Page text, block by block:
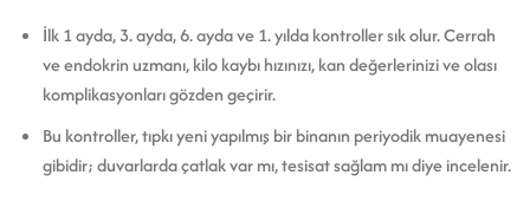
İlk 1 ayda, 3. ayda, 6. ayda ve 1. yılda kontroller sık olur. Cerrah
ve endokrin uzmanı, kilo kaybı hızınızı, kan değerlerinizi ve olası
komplikasyonları gözden geçirir.
Bu kontroller, tıpkı yeni yapılmış bir binanın periyodik muayenesi
gibidir; duvarlarda çatlak var mı, tesisat sağlam mı diye incelenir.